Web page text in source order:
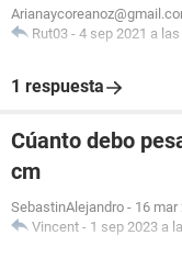
Rut03 - 4 sep 2021 a
1 respuesta
Cúanto debo
cm
SebastinAlejandro - 16 mar
Vincent - 1 sep 2023 a